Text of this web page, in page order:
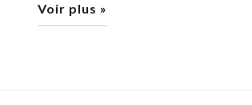
Voir plus »